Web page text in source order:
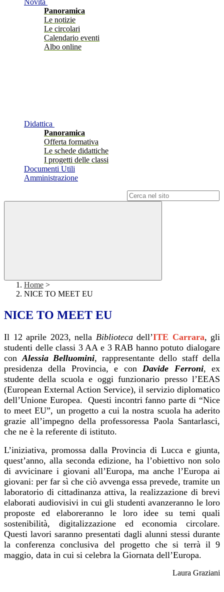
Novità
Panoramica
Le notizie
Le circolari
Calendario eventi
Albo online
Didattica
Panoramica
Offerta formativa
Le schede didattiche
I progetti delle classi
Documenti Utili
Amministrazione
Home >
NICE TO MEET EU
NICE TO MEET EU
Il 12 aprile 2023, nella Biblioteca dell’ITE Carrara, gli
studenti delle classi 3 AA e 3 RAB hanno potuto dialogare
conAlessia Belluomini, rappresentante dello staff della
presidenza della Provincia, e conDavide Ferroni, ex
studente della scuola e oggi funzionario presso l’EEAS
(European External Action Service), il servizio diplomatico
dell’Unione Europea. Questi incontri fanno parte di “Nice
to meet EU”, un progetto a cui la nostra scuola ha aderito
grazie all’impegno della professoressa Paola Santarlasci,
che ne è la referente di istituto.
L’iniziativa, promossa dalla Provincia di Lucca e giunta,
quest’anno, alla seconda edizione, ha l’obiettivo non solo
di avvicinare i giovani all’Europa, ma anche l’Europa ai
giovani: per far sì che ciò avvenga essa prevede, tramite un
laboratorio di cittadinanza attiva, la realizzazione di brevi
elaborati audiovisivi in cui gli studenti avanzeranno le loro
proposte ed elaboreranno le loro idee su temi quali
sostenibilità, digitalizzazione ed economia circolare.
Questi lavori saranno presentati dagli alunni stessi durante
la conferenza conclusiva del progetto che si terrà il 9
maggio, data in cui si celebra la Giornata dell’Europa.
Laura Graziani